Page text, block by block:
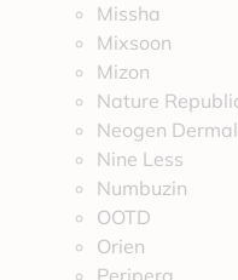
Missha
Mixsoon
Mizon
Nature
Neogen
Nine Less
Numbuzin
OOTD
Orien
Peripera